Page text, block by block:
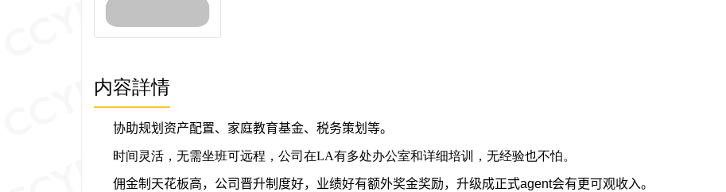
内容詳情
协助规划资产配置、家庭教育基金、税务策划等。
时间灵活，无需坐班可远程，公司在LA有多处办公室和详细培训，无经验也不怕。
佣金制天花板高，公司晋升制度好，业绩好有额外奖金奖励，升级成正式agent会有更可观收入。